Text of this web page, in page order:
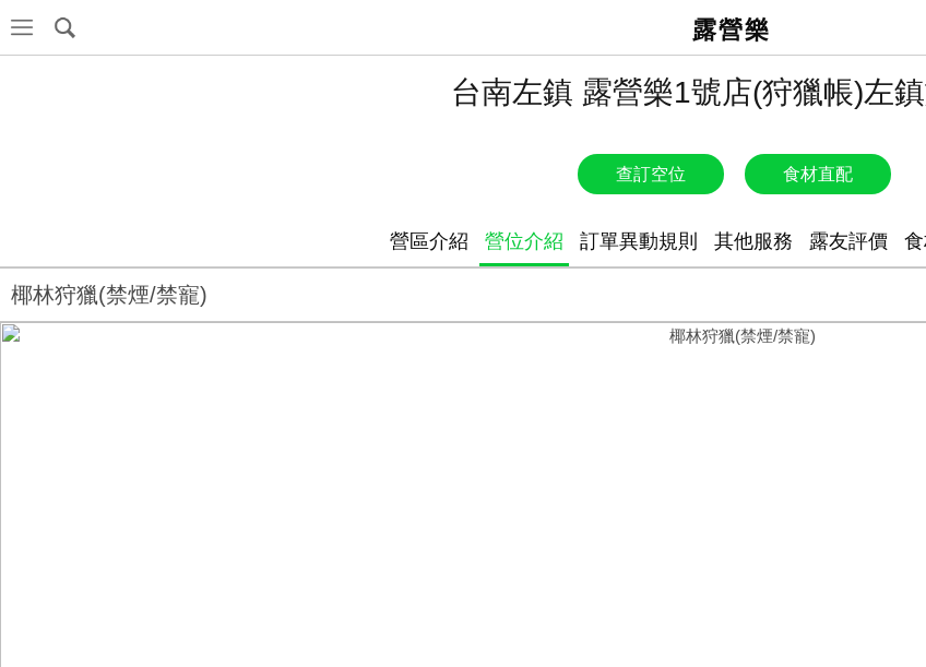
露營樂
台南左鎮 露營樂1號店(狩獵帳)左
查訂空位 食材直配
營區介紹 營位介紹 訂單異動規則 其他服務 露友評價
椰林狩獵(禁煙/禁寵)